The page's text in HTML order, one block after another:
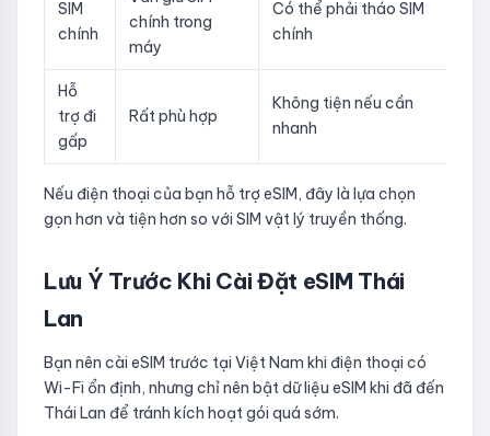
SIM
chính
chính trong
máy
Có thể phải tháo SIM
chính
Hỗ
trợ đi
gấp
Rất phù hợp
Không tiện nếu cần
nhanh
Nếu điện thoại của bạn hỗ trợ eSIM, đây là lựa chọn
gọn hơn và tiện hơn so với SIM vật lý truyền thống.
Lưu Ý Trước Khi Cài Đặt eSIM Thái
Lan
Bạn nên cài eSIM trước tại Việt Nam khi điện thoại có
Wi-Fi ổn định, nhưng chỉ nên bật dữ liệu eSIM khi đã đến
Thái Lan để tránh kích hoạt gói quá sớm.